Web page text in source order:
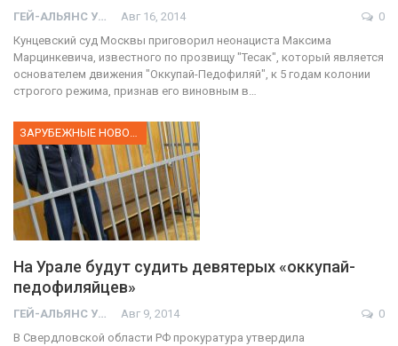
ГЕЙ-АЛЬЯНС УКРАИНА Авг 16, 2014
0
Кунцевский суд Москвы приговорил неонациста Максима
Марцинкевича, известного по прозвищу "Тесак", который является
основателем движения "Оккупай-Педофиляй", к 5 годам колонии
строгого режима, признав его виновным в…
На Урале будут судить девятерых «оккупай-
педофиляйцев»
ГЕЙ-АЛЬЯНС УКРАИНА Авг 9, 2014
0
В Свердловской области РФ прокуратура утвердила